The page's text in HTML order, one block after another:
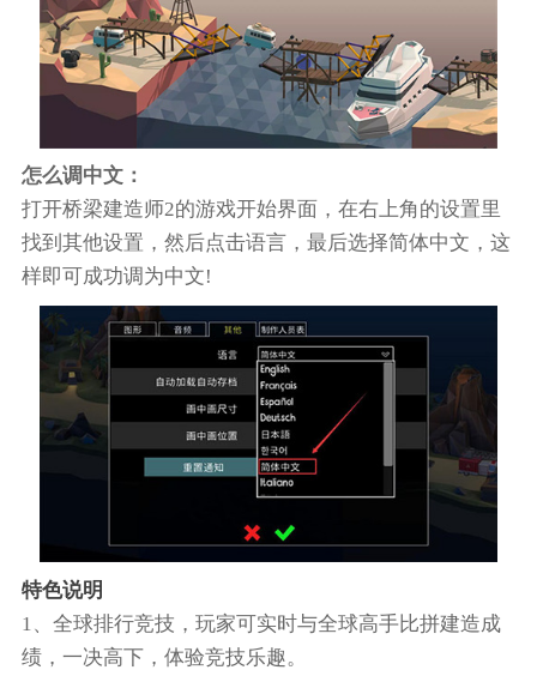
怎么调中文：
打开桥梁建造师2的游戏开始界面，在右上角的设置里
找到其他设置，然后点击语言，最后选择简体中文，这
样即可成功调为中文!
特色说明
1、全球排行竞技，玩家可实时与全球高手比拼建造成
绩，一决高下，体验竞技乐趣。